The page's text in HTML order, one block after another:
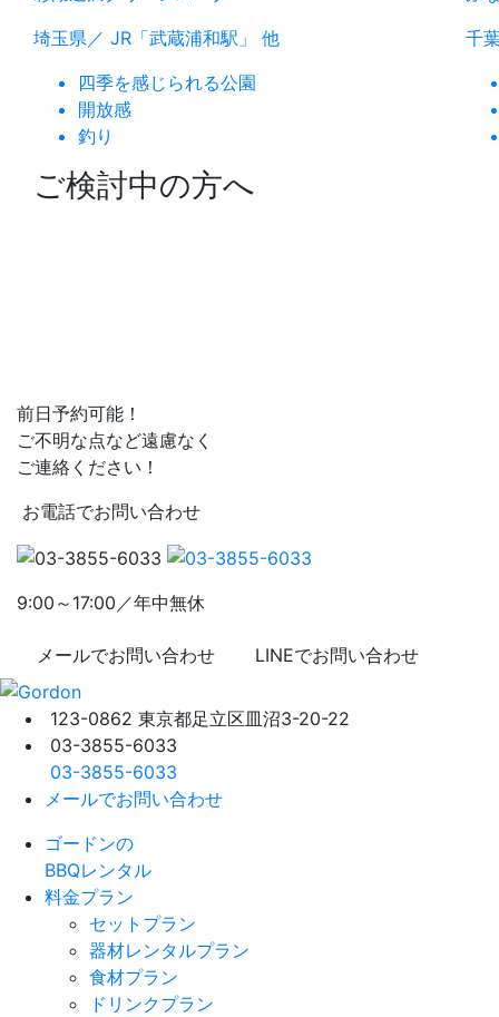
埼玉県／ JR「武蔵浦和駅」 他
四季を感じられる公園
開放感
釣り
千
ご検討中の方へ
前日予約可能！
ご不明な点など遠慮なく
ご連絡ください！
お電話でお問い合わせ
9:00～17:00／年中無休
メールでお問い合わせ LINEでお問い合わせ
123-0862 東京都足立区皿沼3-20-22
03-3855-6033
03-3855-6033
メールでお問い合わせ
ゴードンの
BBQレンタル
料金プラン
セットプラン
器材レンタルプラン
食材プラン
ドリンクプラン